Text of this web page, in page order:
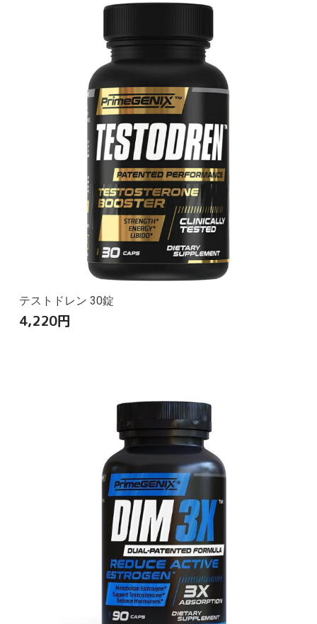
テストドレン 30錠
4,220円